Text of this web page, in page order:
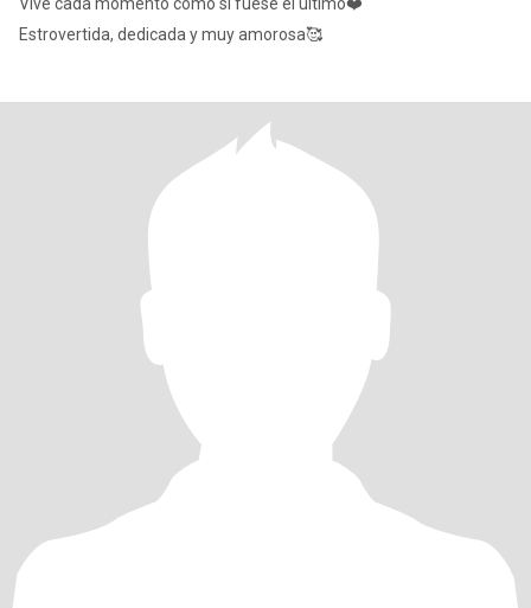
Estrovertida, dedicada y muy amorosa🥰